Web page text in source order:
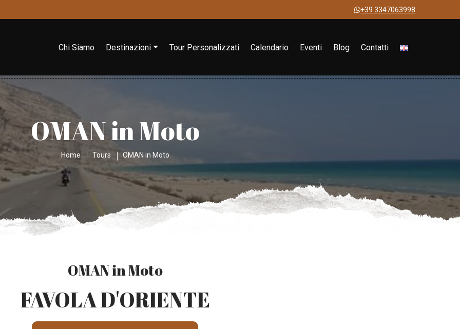
+39 3347063998
Chi Siamo Destinazioni Tour Personalizzati Calendario Eventi Blog Contatti
OMAN in Moto
Home Tours OMAN in Moto
OMAN in Moto
FAVOLA D'ORIENTE